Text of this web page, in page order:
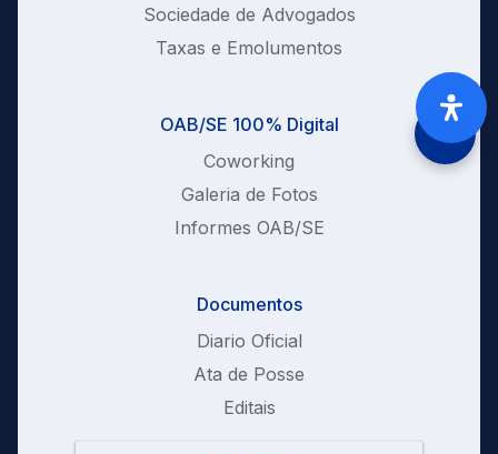
Sociedade de Advogados
Taxas e Emolumentos
OAB/SE 100% Digital
Coworking
Galeria de Fotos
Informes OAB/SE
Documentos
Diario Oficial
Ata de Posse
Editais